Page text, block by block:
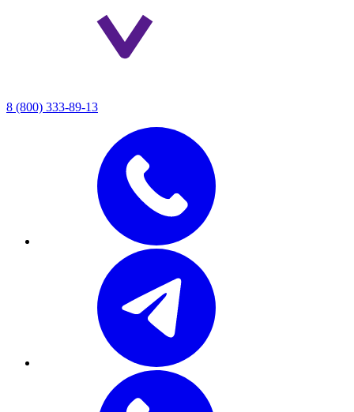
8 (800) 333-89-13